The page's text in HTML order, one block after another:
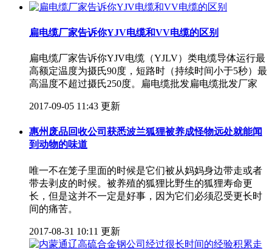
扁电缆厂家告诉你YJV电缆和VV电缆的区别
扁电缆厂家告诉你YJV电缆（YJLV）类电缆导体运行最
高额定温度为摄氏90度，短路时（持续时间小于5秒）最
高温度不超过摄氏250度。扁电缆批发扁电缆批发厂家
2017-09-05 11:43 更新
惠州废品回收公司获悉波兰狐狸被养成怪物远处就能闻
到动物的味道
唯一不在笼子里面的时候是它们被从妈妈身边带走或者
带去剥皮的时候。被养殖的狐狸比野生的狐狸寿命更
长，但是这并不一定是好事，因为它们必须忍受更长时
间的痛苦。
2017-08-31 10:11 更新